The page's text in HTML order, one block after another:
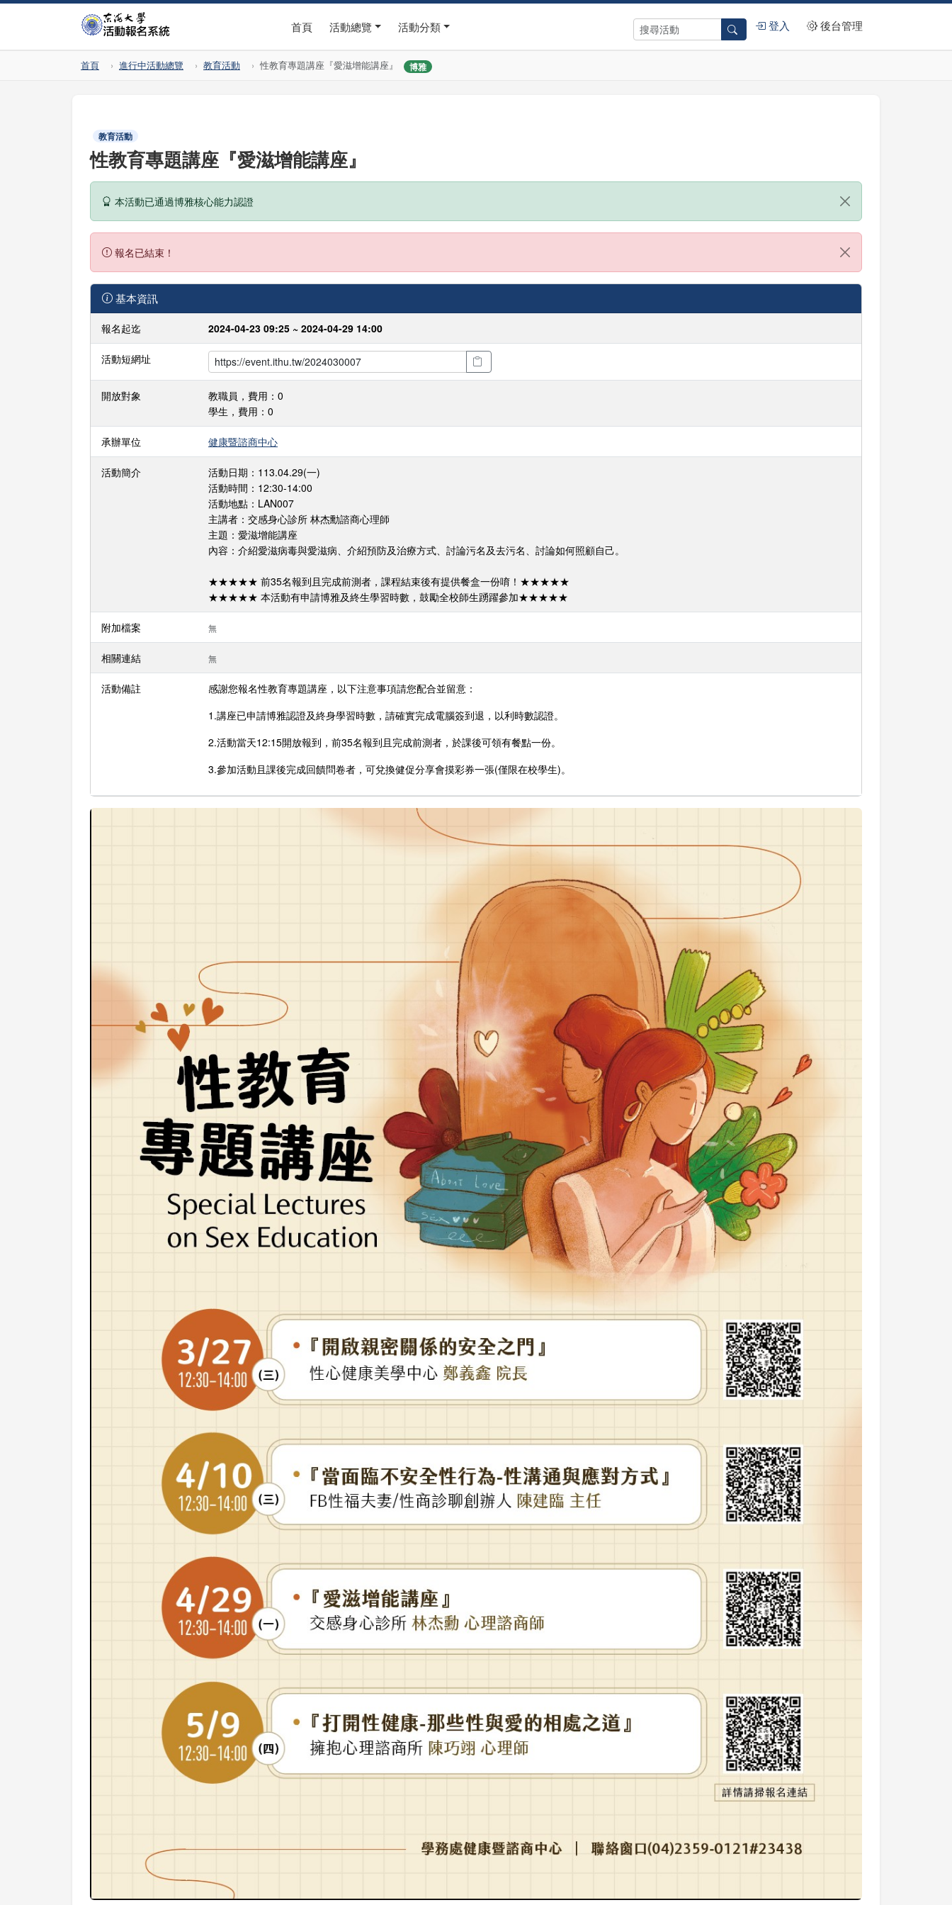
首頁 活動總覽 活動分類 登入 後台管理
首頁 進行中活動總覽 教育活動 性教育專題講座『愛滋增能講座』 博雅
教育活動
性教育專題講座『愛滋增能講座』
本活動已通過博雅核心能力認證
報名已結束！
基本資訊
報名起迄 2024-04-23 09:25 ~ 2024-04-29 14:00
活動短網址
開放對象
教職員，費用：0
學生，費用：0
承辦單位 健康暨諮商中心
活動簡介
活動日期：113.04.29(一)
活動時間：12:30-14:00
活動地點：LAN007
主講者：交感身心診所 林杰勳諮商心理師
主題：愛滋增能講座
內容：介紹愛滋病毒與愛滋病、介紹預防及治療方式、討論污名及去污名、討論如何照顧自己。
★★★★★ 前35名報到且完成前測者，課程結束後有提供餐盒一份唷！★★★★★
★★★★★ 本活動有申請博雅及終生學習時數，鼓勵全校師生踴躍參加★★★★★
附加檔案 無
相關連結 無
活動備註
感謝您報名性教育專題講座，以下注意事項請您配合並留意：
1.講座已申請博雅認證及終身學習時數，請確實完成電腦簽到退，以利時數認證。
2.活動當天12:15開放報到，前35名報到且完成前測者，於課後可領有餐點一份。
3.參加活動且課後完成回饋問卷者，可兌換健促分享會摸彩券一張(僅限在校學生)。